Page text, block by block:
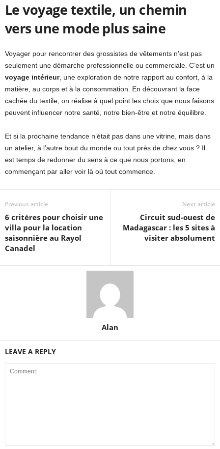
Le voyage textile, un chemin
vers une mode plus saine
Voyager pour rencontrer des grossistes de vêtements n’est pas
seulement une démarche professionnelle ou commerciale. C’est un
voyage intérieur, une exploration de notre rapport au confort, à la
matière, au corps et à la consommation. En découvrant la face
cachée du textile, on réalise à quel point les choix que nous faisons
peuvent influencer notre santé, notre bien-être et notre équilibre.
Et si la prochaine tendance n’était pas dans une vitrine, mais dans
un atelier, à l’autre bout du monde ou tout près de chez vous ? Il
est temps de redonner du sens à ce que nous portons, en
commençant par aller voir là où tout commence.
Previous article
6 critères pour choisir une
villa pour la location
saisonnière au Rayol
Canadel
Next article
Circuit sud-ouest de
Madagascar : les 5 sites à
visiter absolument
Alan
LEAVE A REPLY